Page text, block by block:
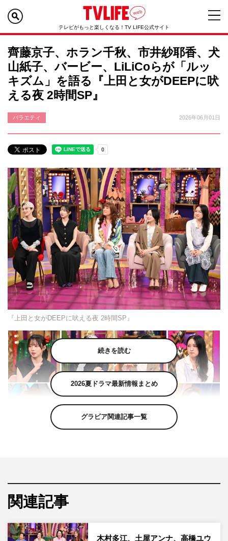
テレビがもっと楽しくなる！TV LIFE公式サイト
齊藤京子、ホラン千秋、市井紗耶香、犬
山紙子、バービー、LiLiCoらが「ルッ
キズム」を語る『上田と女がDEEPに吠
える夜 2時間SP』
バラエティ 2026年06月01日
『上田と女がDEEPに吠える夜 2時間SP』
『上田と女がDEEPに吠える夜 2時間SP』（日本テレビ
系）が6月1日（月）午後9時～10時54分に放送される。
日本テレビでは、5月30日（土）～6月7日（日）の9日
続きを読む
2026夏ドラマ最新情報まとめ
グラビア関連記事一覧
関連記事
木村多江、土屋アンナ、高橋ユウ